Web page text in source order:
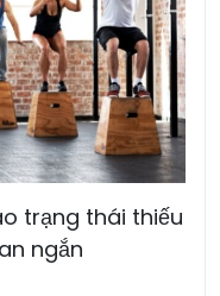
trạng thái thiếu
ngắn